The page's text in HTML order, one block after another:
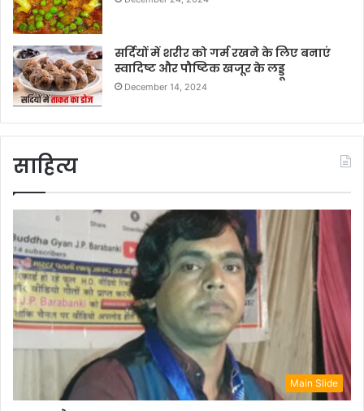
सर्दियों में शरीर को गर्म रखने के लिए बनाएं
स्वादिष्ट और पौष्टिक खजूर के लड्डू
December 14, 2024
साहित्य
Main Slide